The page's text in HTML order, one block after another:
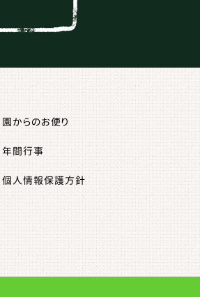
園からのお便り
年間行事
個人情報保護方針